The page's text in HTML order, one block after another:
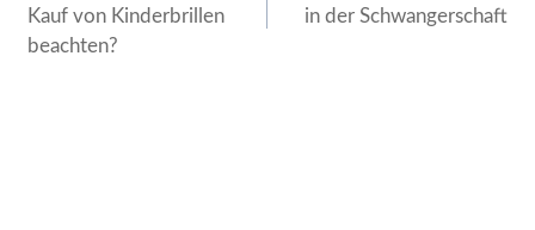
Kauf von Kinderbrillen
beachten?
in der Schwangerschaft